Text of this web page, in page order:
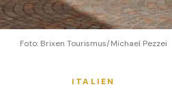
Foto: Brixen Tourismus/Michael Pezzei
ITALIEN